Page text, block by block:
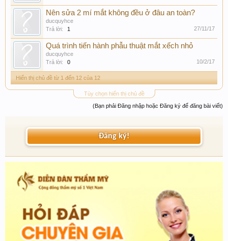
Nên sửa 2 mí mắt không đều ở đâu an toàn?
ducquyhce
Trả lời:
1 27/11/17
Quá trình tiến hành phẫu thuật mắt xếch nhỏ
ducquyhce
Trả lời:
0 10/2/17
Hiển thị chủ đề từ 1 đến 12 của 12
Tùy chọn hiển thị chủ đề
(Bạn phải Đăng nhập hoặc Đăng ký để đăng bài viết)
Đăng ký!